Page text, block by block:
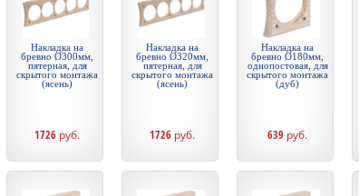
Накладка на
бревно Ø300мм,
пятерная, для
скрытого монтажа
(ясень)
1726 руб.
Накладка на
бревно Ø320мм,
пятерная, для
скрытого монтажа
(ясень)
1726 руб.
Накладка на
бревно Ø180мм,
однопостовая, для
скрытого монтажа
(дуб)
639 руб.